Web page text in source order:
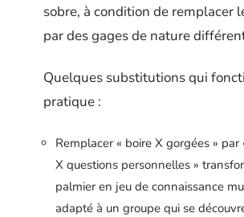
sobre, à condition de remplacer
par des gages de nature
Quelques substitutions qui
pratique :
Remplacer « boire X gorgées » par
X questions personnelles »
palmier en jeu de connaissance
adapté à un groupe qui se